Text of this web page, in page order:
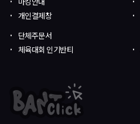
개인결제창
단체주문서
체육대회 인기반티